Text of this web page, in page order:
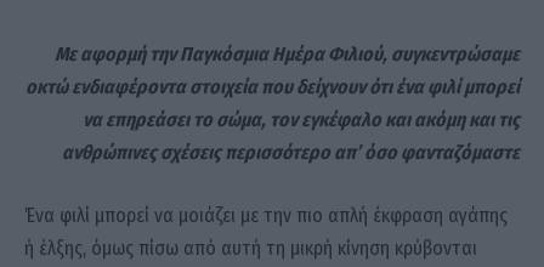
Με αφορμή την Παγκόσμια Ημέρα Φιλιού, συγκεντρώσαμε
οκτώ ενδιαφέροντα στοιχεία που δείχνουν ότι ένα φιλί μπορεί
να επηρεάσει το σώμα, τον εγκέφαλο και ακόμη και τις
ανθρώπινες σχέσεις περισσότερο απ’ όσο φανταζόμαστε
Ένα φιλί μπορεί να μοιάζει με την πιο απλή έκφραση αγάπης
ή έλξης, όμως πίσω από αυτή τη μικρή κίνηση κρύβονται